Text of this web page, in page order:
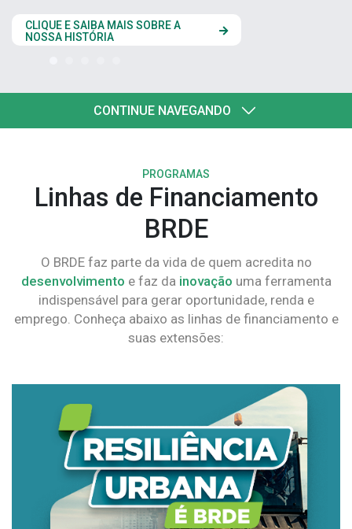
CLIQUE AQUI
CONTINUE NAVEGANDO
PROGRAMAS
Linhas de Financiamento
BRDE
O BRDE faz parte da vida de quem acredita no
desenvolvimento e faz da inovação uma ferramenta
indispensável para gerar oportunidade, renda e
emprego. Conheça abaixo as linhas de financiamento e
suas extensões: